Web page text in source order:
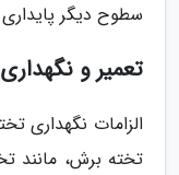
سطوح دیگر
تعمیر و نگهداری
الزامات نگهداری
تخته برش، مانند